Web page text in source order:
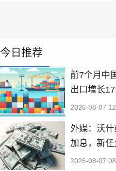
今日推荐
前7个月中
出口增长
2026-08-07
外媒：沃什
加息，新
2026-08-07